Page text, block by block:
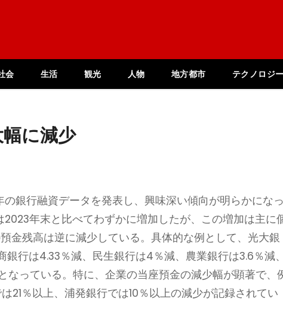
会 生活 観光 人物 地方都市 テクノロジ
に減少
銀行融資データを発表し、興味深い傾向が明らかにな
年末と比べてわずかに増加したが、この増加は主に
金残高は逆に減少している。具体的な例として、光大銀
銀行は4.33％減、民生銀行は4％減、農業銀行は3.6％減
なっている。特に、企業の当座預金の減少幅が顕著で、
21％以上、浦発銀行では10％以上の減少が記録されてい